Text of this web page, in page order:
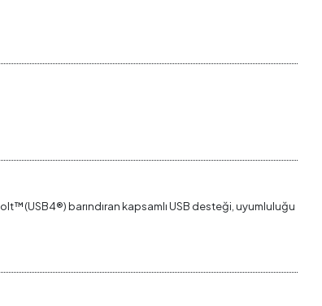
barındıran kapsamlı USB desteği, uyumluluğu